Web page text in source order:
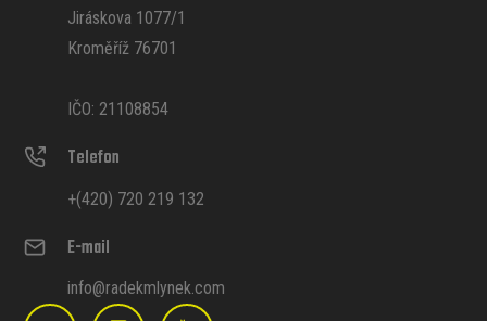
Jiráskova 1077/1
Kroměříž 76701
IČO: 21108854
Telefon
+(420) 720 219 132
E-mail
info@radekmlynek.com